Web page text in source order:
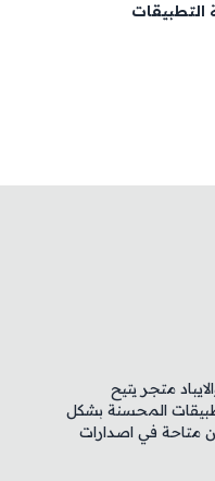
التطبيقات
متجر يتيح
المحسنة بشكل
متاحة في اصدارات